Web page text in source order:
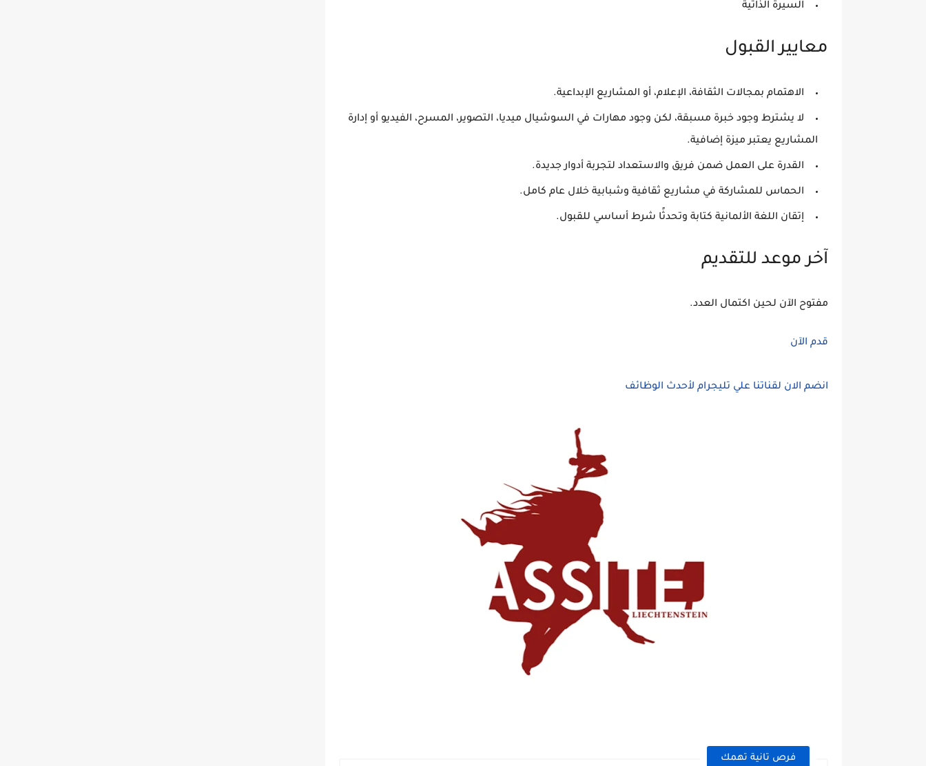
السيرة الذاتية
معايير القبول
الاهتمام بمجالات الثقافة، الإعلام، أو المشاريع الإبداعية.
لا يشترط وجود خبرة مسبقة، لكن وجود مهارات في السوشيال ميديا، التصوير، المسرح، الفيديو أو إدارة
المشاريع يعتبر ميزة إضافية.
القدرة على العمل ضمن فريق والاستعداد لتجربة أدوار جديدة.
الحماس للمشاركة في مشاريع ثقافية وشبابية خلال عام كامل.
إتقان اللغة الألمانية كتابة وتحدثًا شرط أساسي للقبول.
آخر موعد للتقديم
مفتوح الآن لحين اكتمال العدد.
قدم الآن
انضم الان لقناتنا علي تليجرام لأحدث الوظائف
فرص تانية تهمك